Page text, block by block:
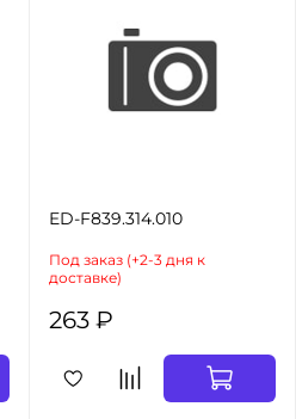
ED-F839.314.010
Под заказ (+2-3 дня к
доставке)
263 ₽